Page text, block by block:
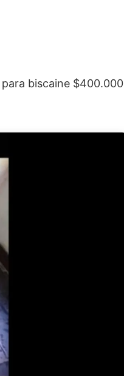
biscaine $400.000